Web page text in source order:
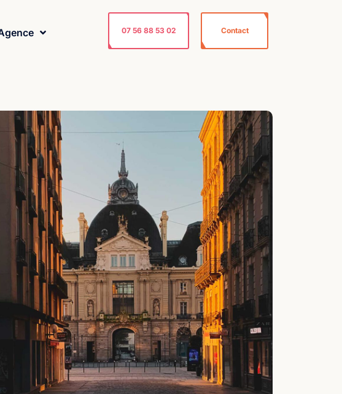
07 56 88 53 02 Contact